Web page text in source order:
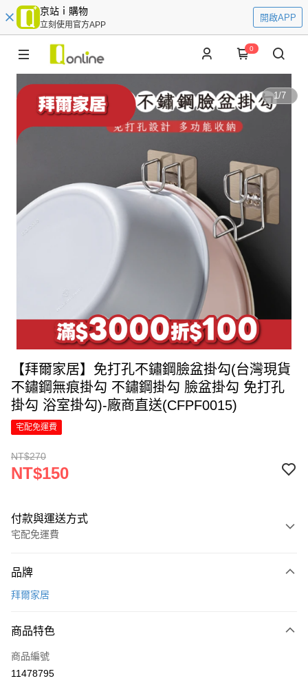
京站ｉ購物
立刻使用官方APP
開啟APP
0
1/7
【拜爾家居】免打孔不鏽鋼臉盆掛勾(台灣現貨
不鏽鋼無痕掛勾 不鏽鋼掛勾 臉盆掛勾 免打孔
掛勾 浴室掛勾)-廠商直送(CFPF0015)
宅配免運費
NT$270
NT$150
付款與運送方式
宅配免運費
信用卡一次付款
Apple Pay
街口支付
品牌
拜爾家居
商品特色
商品編號
11478795